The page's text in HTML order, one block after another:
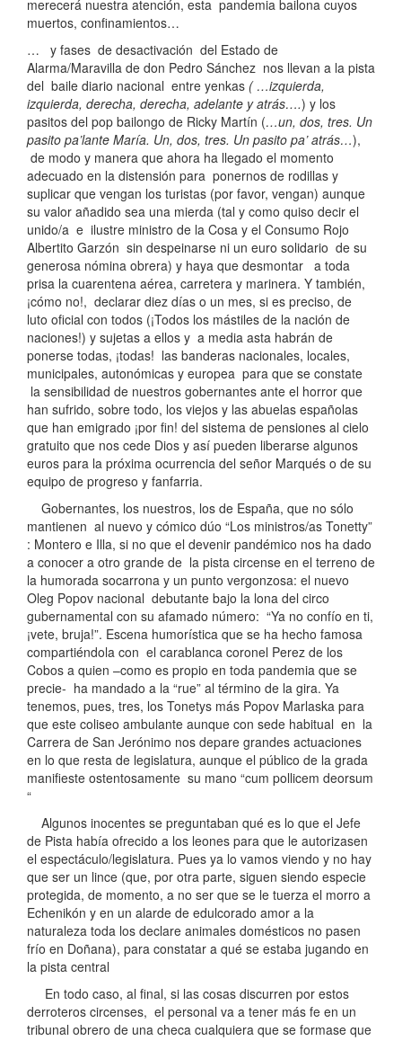
merecerá nuestra atención, esta pandemia bailona cuyos
muertos, confinamientos…
… y fases de desactivación del Estado de
Alarma/Maravilla de don Pedro Sánchez nos llevan a la pista
del baile diario nacional entre yenkas ( …izquierda,
izquierda, derecha, derecha, adelante y atrás….) y los
pasitos del pop bailongo de Ricky Martín (…un, dos, tres. Un
pasito pa’lante María. Un, dos, tres. Un pasito pa’ atrás…),
de modo y manera que ahora ha llegado el momento
adecuado en la distensión para ponernos de rodillas y
suplicar que vengan los turistas (por favor, vengan) aunque
su valor añadido sea una mierda (tal y como quiso decir el
unido/a e ilustre ministro de la Cosa y el Consumo Rojo
Albertito Garzón sin despeinarse ni un euro solidario de su
generosa nómina obrera) y haya que desmontar a toda
prisa la cuarentena aérea, carretera y marinera. Y también,
¡cómo no!, declarar diez días o un mes, si es preciso, de
luto oficial con todos (¡Todos los mástiles de la nación de
naciones!) y sujetas a ellos y a media asta habrán de
ponerse todas, ¡todas! las banderas nacionales, locales,
municipales, autonómicas y europea para que se constate
la sensibilidad de nuestros gobernantes ante el horror que
han sufrido, sobre todo, los viejos y las abuelas españolas
que han emigrado ¡por fin! del sistema de pensiones al cielo
gratuito que nos cede Dios y así pueden liberarse algunos
euros para la próxima ocurrencia del señor Marqués o de su
equipo de progreso y fanfarria.
Gobernantes, los nuestros, los de España, que no sólo
mantienen al nuevo y cómico dúo “Los ministros/as Tonetty”
: Montero e Illa, si no que el devenir pandémico nos ha dado
a conocer a otro grande de la pista circense en el terreno de
la humorada socarrona y un punto vergonzosa: el nuevo
Oleg Popov nacional debutante bajo la lona del circo
gubernamental con su afamado número: “Ya no confío en ti,
¡vete, bruja!”. Escena humorística que se ha hecho famosa
compartiéndola con el carablanca coronel Perez de los
Cobos a quien –como es propio en toda pandemia que se
precie- ha mandado a la “rue” al término de la gira. Ya
tenemos, pues, tres, los Tonetys más Popov Marlaska para
que este coliseo ambulante aunque con sede habitual en la
Carrera de San Jerónimo nos depare grandes actuaciones
en lo que resta de legislatura, aunque el público de la grada
manifieste ostentosamente su mano “cum pollicem deorsum
“
Algunos inocentes se preguntaban qué es lo que el Jefe
de Pista había ofrecido a los leones para que le autorizasen
el espectáculo/legislatura. Pues ya lo vamos viendo y no hay
que ser un lince (que, por otra parte, siguen siendo especie
protegida, de momento, a no ser que se le tuerza el morro a
Echenikón y en un alarde de edulcorado amor a la
naturaleza toda los declare animales domésticos no pasen
frío en Doñana), para constatar a qué se estaba jugando en
la pista central
En todo caso, al final, si las cosas discurren por estos
derroteros circenses, el personal va a tener más fe en un
tribunal obrero de una checa cualquiera que se formase que